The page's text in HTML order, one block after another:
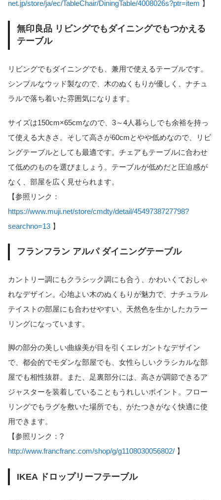
net.jp/store/ja/ec/TableChair/DiningTable/4008026s?ptr=item 】
無印良品 リビングでもダイニングでもつかえる
テーブル
リビングでもダイニングでも、兼用で使えるテーブルです。
シンプルなウッド製なので、木のぬくもりが優しく、ナチュ
ラルで落ち着いた雰囲気になります。
サイズは150cm×65cmなので、3～4人暮らしでも余裕を持っ
て使える大きさ。そして高さが60cmとやや低めなので、リビ
ングテーブルとしても最適です。チェアもテーブルに合わせ
て低めのものを選びましょう。テーブルが低めだと圧迫感が
なく、部屋を広く見せられます。
【参照リンク：
https://www.muji.net/store/cmdty/detail/4549738727798?
searchno=13 】
フランフラン アルパ ダイニングテーブル
カントリー調にもクラシック調にも合う、かわいくておしゃ
れなデザイン。心地よい木のぬくもりが魅力で、ナチュラル
テイストの部屋にも合わせやすい、天然色を生かしたカラー
リングになっています。
脚の部分の美しい曲線美が目を引くエレガントなデザイン
で、都会的でモダンな部屋でも、女性らしいクラシカルな部
屋でも相性抜群。また、足裏部分には、高さが調節できるア
ジャスターを装着していることもうれしいポイント。フロー
リングでもラグを敷いた場所でも、がたつきがなく快適に使
用できます。
【参照リンク：?
http://www.francfranc.com/shop/g/g1108030056802/ 】
IKEA ドロップリーフテーブル